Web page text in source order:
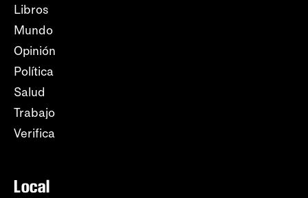
Libros
Mundo
Opinión
Política
Salud
Trabajo
Verifica
Local